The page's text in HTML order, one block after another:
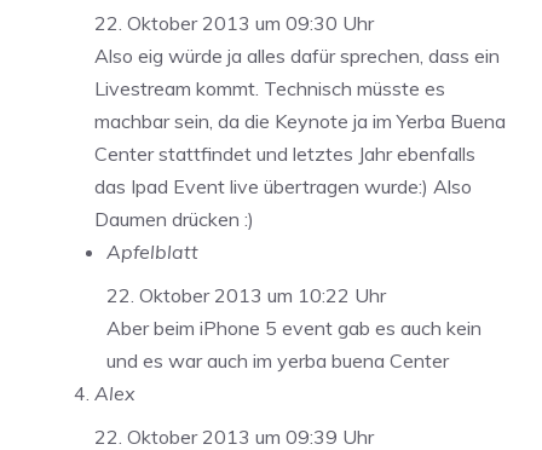
22. Oktober 2013 um 09:30 Uhr
Also eig würde ja alles dafür sprechen, dass ein
Livestream kommt. Technisch müsste es
machbar sein, da die Keynote ja im Yerba Buena
Center stattfindet und letztes Jahr ebenfalls
das Ipad Event live übertragen wurde:) Also
Daumen drücken :)
Apfelblatt
22. Oktober 2013 um 10:22 Uhr
Aber beim iPhone 5 event gab es auch kein
und es war auch im yerba buena Center
Alex
22. Oktober 2013 um 09:39 Uhr